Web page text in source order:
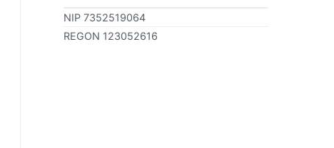
NIP 7352519064
REGON 123052616